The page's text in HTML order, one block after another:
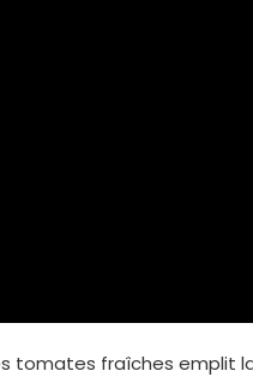
tomates fraîches emplit